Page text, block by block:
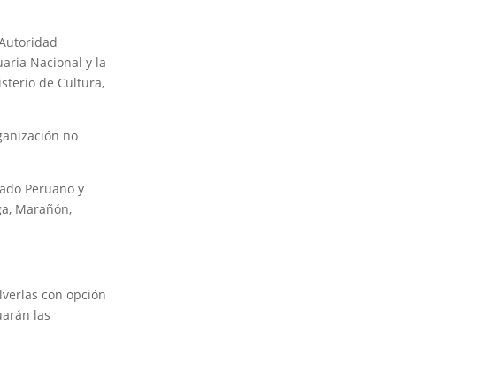
Nacional y la
de Cultura,
no
Peruano y
Marañón,
con opción
las